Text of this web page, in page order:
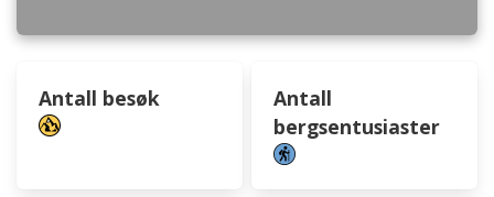
Antall besøk
Antall
bergsentusiaster